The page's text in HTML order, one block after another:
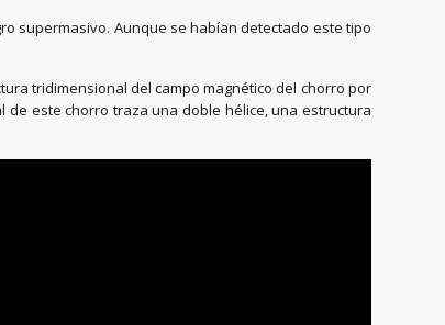
supermasivo. Aunque se habían detectado este tipo
tridimensional del campo magnético del chorro por
de este chorro traza una doble hélice, una estructura